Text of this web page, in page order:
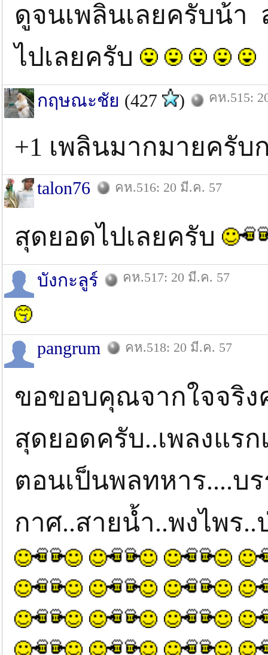
ดูจนเพลินเลยครับน้า
ไปเลยครับ
กฤษณะชัย (427 ) คห.515:
+1 เพลินมากมายครั
talon76 คห.516: 20 มี.ค. 57
สุดยอดไปเลยครับ
บังกะลูร์ คห.517: 20 มี.ค. 57
pangrum คห.518: 20 มี.ค. 57
ขอขอบคุณจากใจจริง
สุดยอดครับ..เพลงแร
ตอนเป็นพลทหาร....บ
กาศ..สายน้ำ..พงไพร